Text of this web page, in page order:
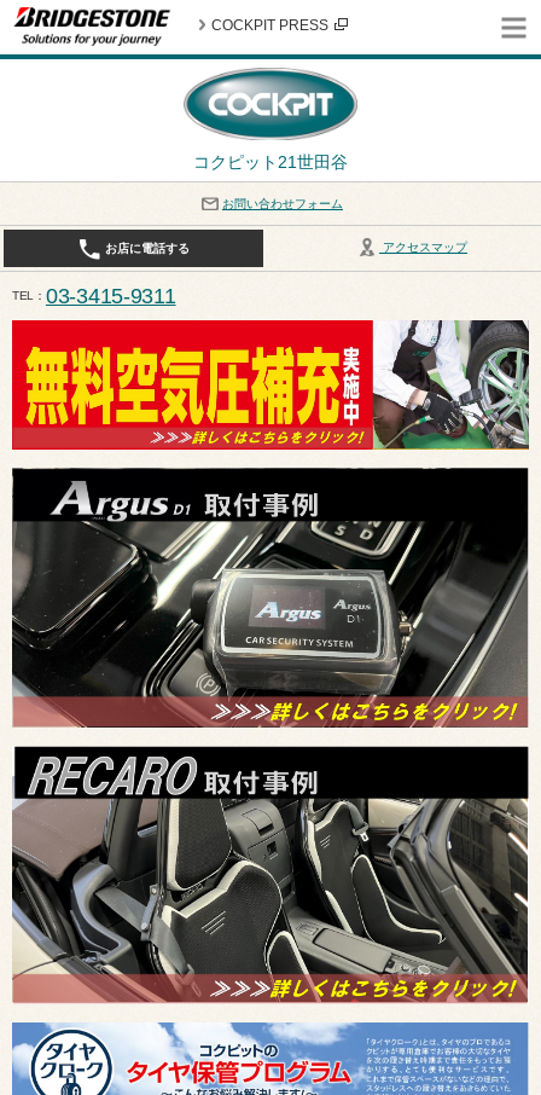
コクピット21世田谷
COCKPIT PRESS
お問い合わせフォーム
アクセスマップ
お店に電話する
TEL 03-3415-9311
平日10:30〜19:00 作業受付終了は17:30になります。 / 定休日：8月定休日は火曜日、水曜日とな
ます。ご注意ください。